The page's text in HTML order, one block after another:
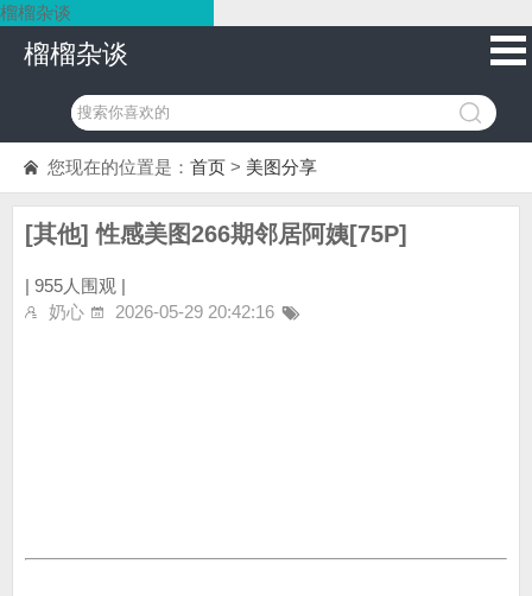
榴榴杂谈
榴榴杂谈
您现在的位置是： 首页 > 美图分享
[其他] 性感美图266期邻居阿姨[75P]
| 955人围观 |
奶心
2026-05-29 20:42:16